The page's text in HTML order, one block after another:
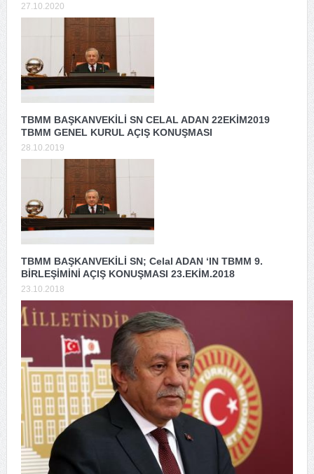
27.10.2020
TBMM BAŞKANVEKİLİ SN CELAL ADAN 22EKİM2019
TBMM GENEL KURUL AÇIŞ KONUŞMASI
28.10.2019
TBMM BAŞKANVEKİLİ SN; Celal ADAN ‘IN TBMM 9.
BİRLEŞİMİNİ AÇIŞ KONUŞMASI 23.EKİM.2018
23.10.2018